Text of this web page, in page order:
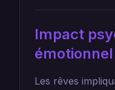
Impact
émotionnel
Les rêves